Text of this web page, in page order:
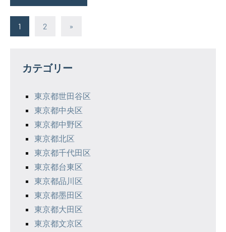
投
の
1 2
Next
»
カテゴリー
東京都世田谷区
東京都中央区
東京都中野区
東京都北区
東京都千代田区
東京都台東区
東京都品川区
東京都墨田区
東京都大田区
東京都文京区